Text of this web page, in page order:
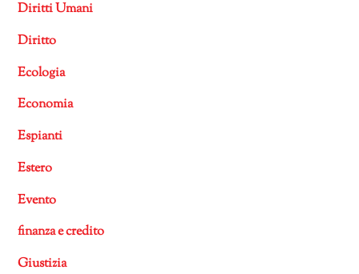
Diritti Umani
Diritto
Ecologia
Economia
Espianti
Estero
Evento
finanza e credito
Giustizia